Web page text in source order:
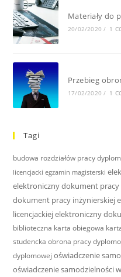
Materiały do
20/02/2020 / 1
Przebieg
17/02/2020 / 1
Tagi
budowa rozdziałów pracy
licencjacki egzamin magisterski
elektroniczny dokument
dokument pracy inżynierskiej
licencjackiejelektroniczny
biblioteczna karta obiegowa
studencka obrona pracy
dyplomowej oświadczenie
oświadczenie samodzielności